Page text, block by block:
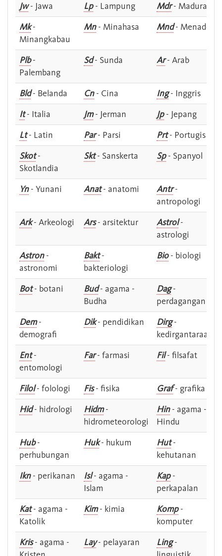
Jw- Jawa Lp- Lampung Mdr- Madura
Mk-
Minangkabau
Mn- Minahasa Mnd- Menado
Plb-
Palembang
Sd- Sunda Ar- Arab
Bld- Belanda Cn- Cina Ing- Inggris
It- Italia Jm- Jerman Jp- Jepang
Lt- Latin Par- Parsi Prt- Portugis
Skot-
Skotlandia
Skt- Sanskerta Sp- Spanyol
Yn- Yunani Anat- anatomi Antr-
antropologi
Ark- Arkeologi Ars- arsitektur Astrol-
astrologi
Astron-
astronomi
Bakt-
bakteriologi
Bio- biologi
Bot- botani Bud- agama -
Budha
Dag-
perdagangan
Dem-
demografi
Dik- pendidikan Dirg-
kedirgantaraan
Ent-
entomologi
Far- farmasi Fil- filsafat
Filol- folologi Fis- fisika Graf- grafika
Hid- hidrologi Hidm-
hidrometeorologi
Hin- agama -
Hindu
Hub-
perhubungan
Huk- hukum Hut-
kehutanan
Ikn- perikanan Isl- agama -
Islam
Kap-
perkapalan
Kat- agama -
Katolik
Kim- kimia Komp-
komputer
Kris- agama -
Lay- pelayaran Ling-